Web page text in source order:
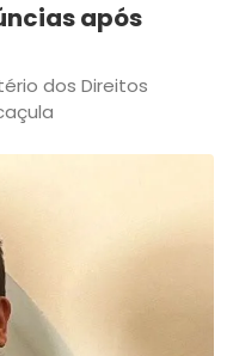
após
dos Direitos